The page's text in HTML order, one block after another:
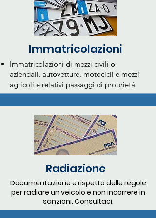
Immatricolazioni
Immatricolazioni di mezzi civili o
aziendali, autovetture, motocicli e mezzi
agricoli e relativi passaggi di proprietà
Radiazione
Documentazione e rispetto delle regole
per radiare un veicolo e non incorrere in
sanzioni. Consultaci.